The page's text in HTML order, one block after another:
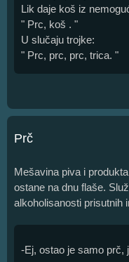
Lik daje koš iz
" Prc, koš . "
U slučaju trojke:
" Prc, prc, prc, trica. "
Prč
Mešavina piva i
ostane na dnu flaše.
alkoholisanosti prisutnih
-Ej, ostao je samo prč,